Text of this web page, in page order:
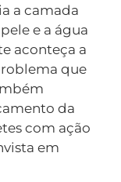
a camada
e a água
aconteça a
que
da
com ação
em